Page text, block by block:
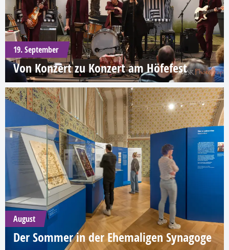
19. September
Von Konzert zu Konzert am Höfefest
August
Der Sommer in der Ehemaligen Synagoge